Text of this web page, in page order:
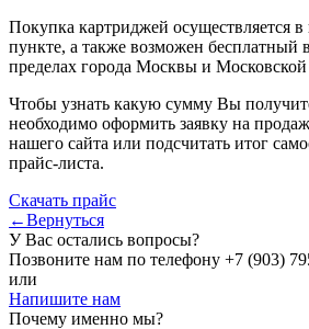
Покупка картриджей осуществляется
пункте, а также возможен бесплатный
пределах города Москвы и Московской
Чтобы узнать какую сумму Вы
необходимо оформить заявку на
нашего сайта или подсчитать итог
прайс-листа.
Скачать прайс
←Вернуться
У Вас остались вопросы?
Позвоните нам по телефону +7 (903)
или
Напишите нам
Почему именно мы?